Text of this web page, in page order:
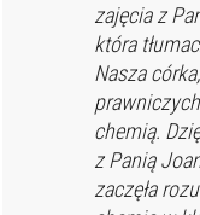
zajęcia z
która
Nasza
chemią.
z Panią
zaczęła